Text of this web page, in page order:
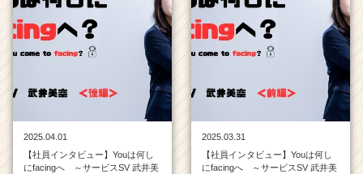
長
2025.04.01
【社員インタビュー】Youは何し
にfacingへ ～サービスSV 武井美
2025.03.31
【社員インタビュー】Youは何し
にfacingへ ～サービスSV 武井美